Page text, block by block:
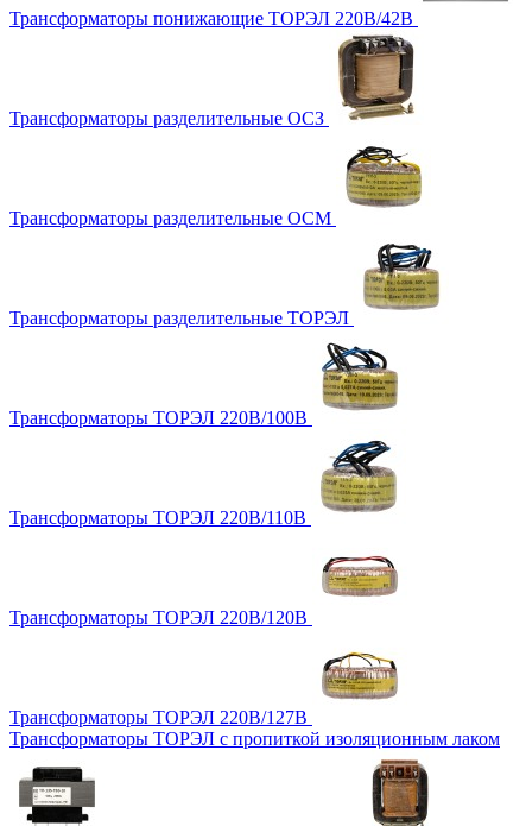
Трансформаторы понижающие ТОРЭЛ 220В/42В
Трансформаторы разделительные ОСЗ
Трансформаторы разделительные ОСМ
Трансформаторы разделительные ТОРЭЛ
Трансформаторы ТОРЭЛ 220В/100В
Трансформаторы ТОРЭЛ 220В/110В
Трансформаторы ТОРЭЛ 220В/120В
Трансформаторы ТОРЭЛ 220В/127В
Трансформаторы ТОРЭЛ с пропиткой изоляционным лаком